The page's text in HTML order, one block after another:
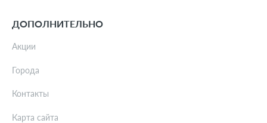
ДОПОЛНИТЕЛЬНО
Акции
Города
Контакты
Карта сайта